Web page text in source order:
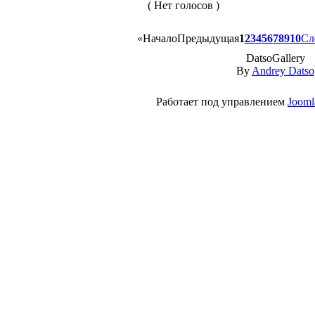
( Нет голосов )
«НачалоПредыдущая12345678910
DatsoGallery
By Andrey Datso
Работает под управлением